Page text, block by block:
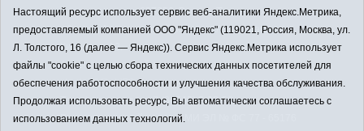
Адрес редакции: 627350, Россия, Тюменская
область, Аромашевский район, с. Аромашево, ул.
Кирова, д. 13.
Адрес электронной почты редакции:
strudu72@obl72.ru
Телефон редакции: 8 (34545) 2-30-58
Регистрационный номер СМИ ЭЛ № ФС 77 - 65176
Настоящий ресурс использует сервис веб-аналитики Яндекс.Метрика,
предоставляемый компанией ООО "Яндекс" (119021, Россия, Москва, ул.
Л. Толстого, 16 (далее — Яндекс)). Сервис Яндекс.Метрика использует
файлы "cookie" с целью сбора технических данных посетителей для
обеспечения работоспособности и улучшения качества обслуживания.
Продолжая использовать ресурс, Вы автоматически соглашаетесь с
использованием данных технологий.